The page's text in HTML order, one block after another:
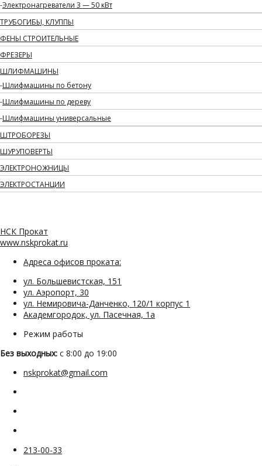
Электронагреватели 3 — 50 кВт
ТРУБОГИБЫ, КЛУППЫ
ФЕНЫ СТРОИТЕЛЬНЫЕ
ФРЕЗЕРЫ
ШЛИФМАШИНЫ
Шлифмашины по бетону
Шлифмашины по дереву
Шлифмашины универсальные
ШТРОБОРЕЗЫ
ШУРУПОВЕРТЫ
ЭЛЕКТРОНОЖНИЦЫ
ЭЛЕКТРОСТАНЦИИ
НСК Прокат
www.nskprokat.ru
Адреса офисов проката:
ул. Большевистская, 151
ул. Аэропорт, 30
ул. Немировича-Данченко, 120/1 корпус 1
Академгородок, ул. Пасечная, 1а
Режим работы
Без выходных: с 8:00 до 19:00
nskprokat@gmail.com
213-00-33